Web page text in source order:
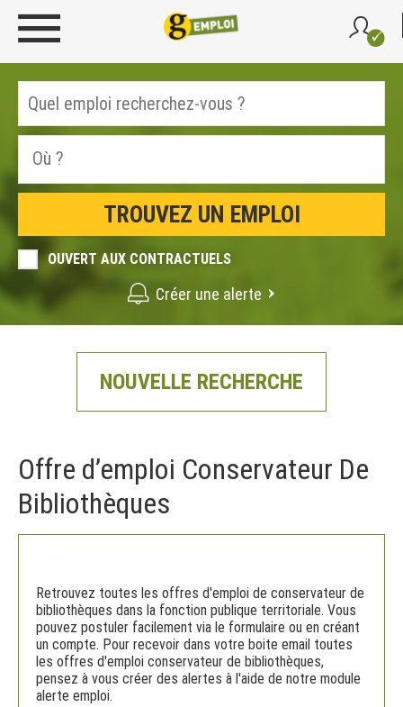
OUVERT AUX CONTRACTUELS
Créer une alerte
NOUVELLE RECHERCHE
Offre d’emploi Conservateur De
Bibliothèques
Retrouvez toutes les offres d'emploi de conservateur de
bibliothèques dans la fonction publique territoriale. Vous
pouvez postuler facilement via le formulaire ou en créant
un compte. Pour recevoir dans votre boite email toutes
les offres d'emploi conservateur de bibliothèques,
pensez à vous créer des alertes à l'aide de notre module
alerte emploi.